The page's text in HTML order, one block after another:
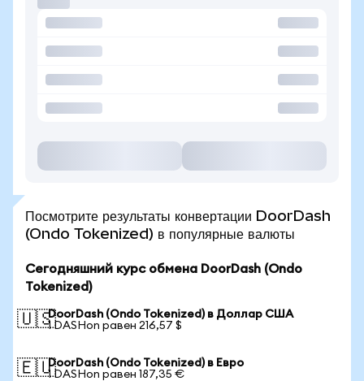
Посмотрите результаты конвертации DoorDash
(Ondo Tokenized) в популярные валюты
Сегодняшний курс обмена DoorDash (Ondo
Tokenized)
🇺🇸DoorDash (Ondo Tokenized) в Доллар США
1 DASHon равен 216,57 $
🇪🇺DoorDash (Ondo Tokenized) в Евро
1 DASHon равен 187,35 €